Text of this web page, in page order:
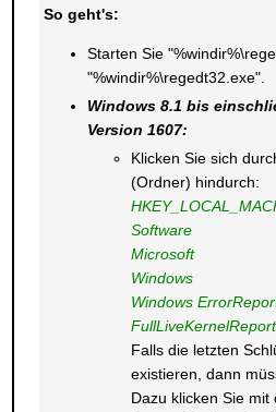
So geht's:
Starten Sie
"%windir%\regedt32.exe".
Windows 8.1 bis
Version 1607:
Klicken Sie sich
(Ordner) hindurch:
Software
Microsoft
Windows
Windows
Falls die letzten
existieren, dann
Dazu klicken Sie